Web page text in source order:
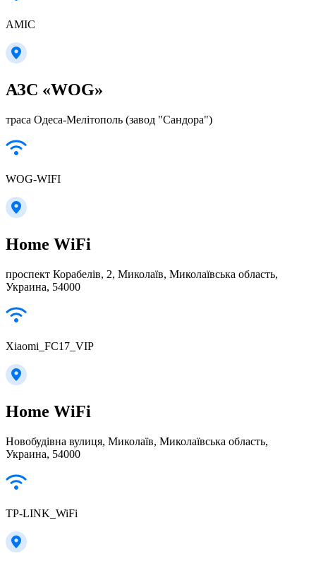
AMIC
АЗС «WOG»
траса Одеса-Мелітополь (завод "Сандора")
WOG-WIFI
Home WiFi
проспект Корабелів, 2, Миколаїв, Миколаївська область,
Украина, 54000
Xiaomi_FC17_VIP
Home WiFi
Новобудівна вулиця, Миколаїв, Миколаївська область,
Украина, 54000
TP-LINK_WiFi